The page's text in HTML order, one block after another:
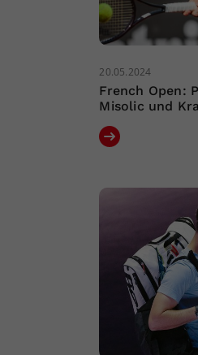
20.05.2024
French Open:
Misolic und